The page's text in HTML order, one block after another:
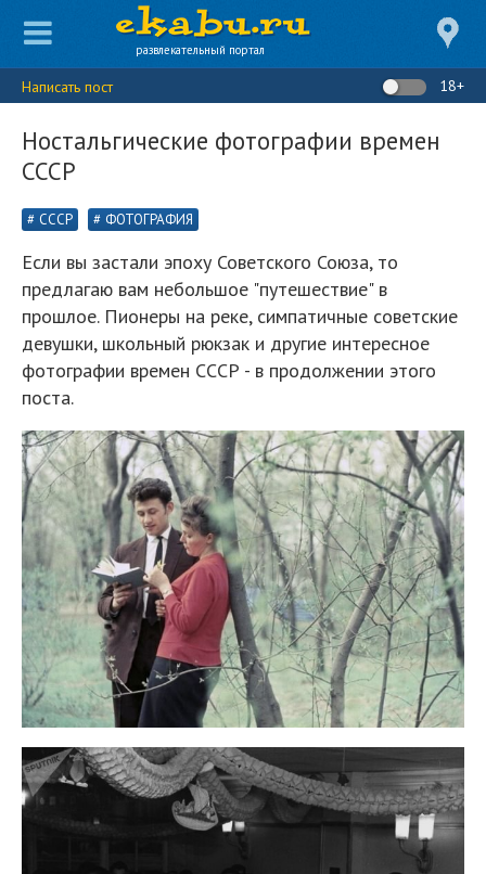
развлекательный портал
Написать пост 18+
Ностальгические фотографии времен
СССР
СССР ФОТОГРАФИЯ
Если вы застали эпоху Советского Союза, то
предлагаю вам небольшое "путешествие" в
прошлое. Пионеры на реке, симпатичные советские
девушки, школьный рюкзак и другие интересное
фотографии времен СССР - в продолжении этого
поста.